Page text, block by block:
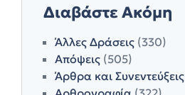
Διαβάστε Ακόμη
Άλλες Δράσεις (330)
Απόψεις (505)
Άρθρα και Συνεντεύξεις